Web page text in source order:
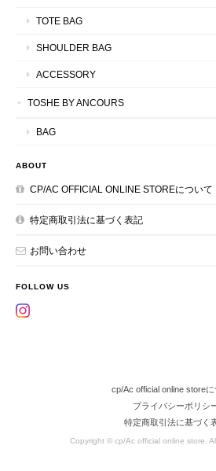
TOTE BAG
SHOULDER BAG
ACCESSORY
TOSHE BY ANCOURS
BAG
ABOUT
CP/AC OFFICIAL ONLINE STOREについて
特定商取引法に基づく表記
お問い合わせ
FOLLOW US
cp/Ac official online storeに
プライバシーポリシ
特定商取引法に基づく
Copyright © cp/Ac official online store.